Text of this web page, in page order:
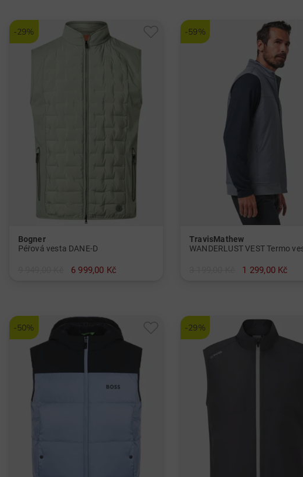
-29%
Bogner
Péřová vesta DANE-D
6 999,00 Kč
-59%
TravisMathew
WANDERLUST VEST Termo
1 299,00 Kč
-50% -29%